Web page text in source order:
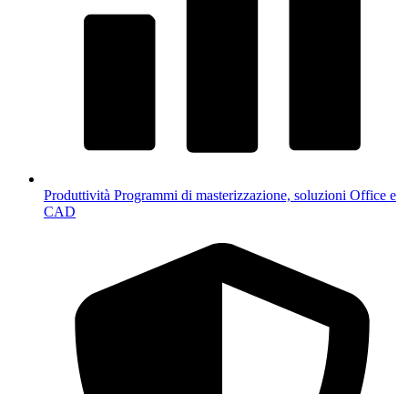
Produttività Programmi di masterizzazione, soluzioni Office e
CAD